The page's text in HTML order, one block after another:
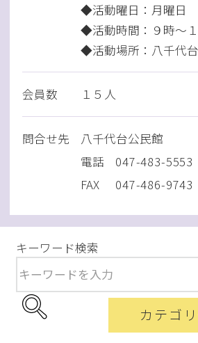
◆活動曜日：月曜日
◆活動時間：９時～
◆活動場所：八千代
会員数 １５人
問合せ先
八千代台公民館
電話
047-483-5553
FAX
047-486-9743
キーワード検索
カテゴ